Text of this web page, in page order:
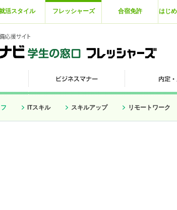
活スタイル フレッシャーズ 合宿免許 はじ
ITスキル スキルアップ リモートワーク